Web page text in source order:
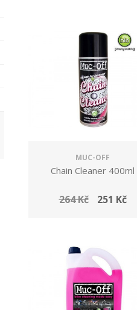
MUC-OFF
Chain Cleaner 400ml
264 Kč 251 Kč